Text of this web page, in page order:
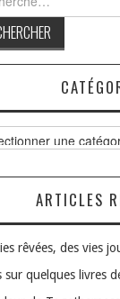
ARTICLES
rêvées, des vies
sur quelques livres